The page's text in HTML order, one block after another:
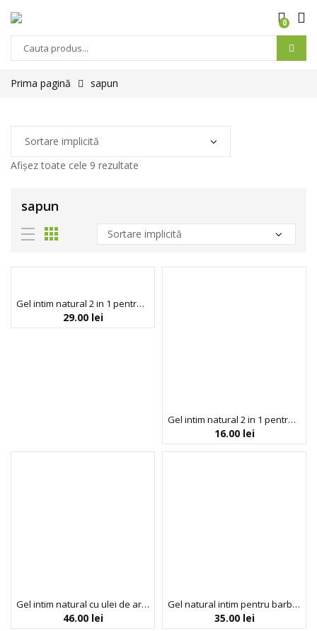
0
Prima pagină sapun
Afișez toate cele 9 rezultate
sapun
Gel intim natural 2 in 1 pentru curatarea si epilarea zonei intime, cu pH 4.0, Intima, Biobaza, 100 ml
29.00 lei
Gel intim natural 2 in 1 pentru curatarea si epilarea zonei intime, cu pH 4.0, travel size, Intima, Biobaza, 30 ml
16.00 lei
Gel intim natural cu ulei de arbore de ceai si acid lactic pH 4.0, Intima, Biobaza, 200 ml
46.00 lei
Gel natural intim pentru barbati Jajoper Clasic, 100 ml, Biobaza
35.00 lei